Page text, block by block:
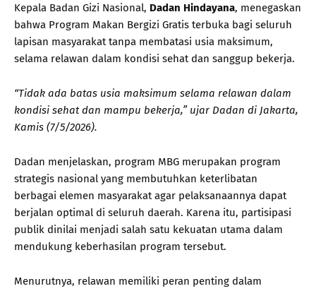
Kepala Badan Gizi Nasional, Dadan Hindayana, menegaskan
bahwa Program Makan Bergizi Gratis terbuka bagi seluruh
lapisan masyarakat tanpa membatasi usia maksimum,
selama relawan dalam kondisi sehat dan sanggup bekerja.
“Tidak ada batas usia maksimum selama relawan dalam
kondisi sehat dan mampu bekerja,” ujar Dadan di Jakarta,
Kamis (7/5/2026).
Dadan menjelaskan, program MBG merupakan program
strategis nasional yang membutuhkan keterlibatan
berbagai elemen masyarakat agar pelaksanaannya dapat
berjalan optimal di seluruh daerah. Karena itu, partisipasi
publik dinilai menjadi salah satu kekuatan utama dalam
mendukung keberhasilan program tersebut.
Menurutnya, relawan memiliki peran penting dalam